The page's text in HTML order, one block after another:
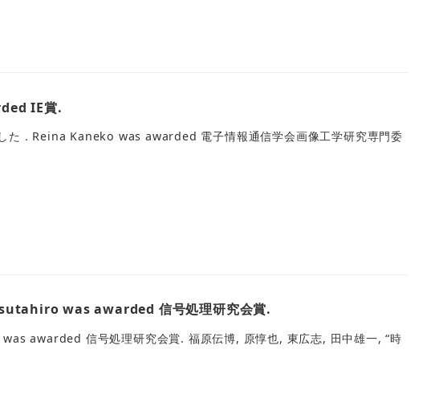
IE賞.
た．Reina Kaneko was awarded 電子情報通信学会画像工学研究専門委
was awarded 信号処理研究会賞.
awarded 信号処理研究会賞. 福原伝博, 原惇也, 東広志, 田中雄一, “時